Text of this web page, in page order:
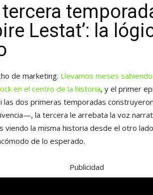
Lestat’: la
de marketing. Llevamos meses
en el centro de la historia, y el primer
las dos primeras temporadas
la tercera le arrebata la voz
viendo la misma historia desde el otro
de lo esperado.
Publicidad